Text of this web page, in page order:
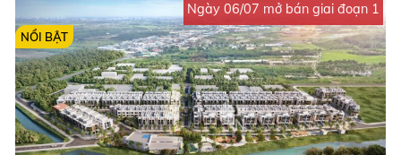
Ngày 06/07 mở bán giai đoạn 1
NỔI BẬT